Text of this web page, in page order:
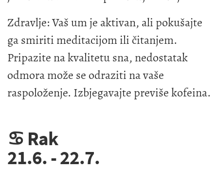
Zdravlje: Vaš um je aktivan, ali pokušajte
ga smiriti meditacijom ili čitanjem.
Pripazite na kvalitetu sna, nedostatak
odmora može se odraziti na vaše
raspoloženje. Izbjegavajte previše kofeina.
♋ Rak
21.6. - 22.7.